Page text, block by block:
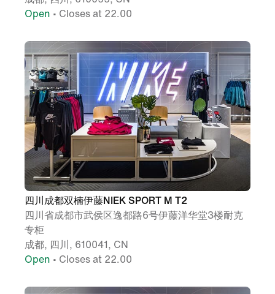
Open • Closes at 22.00
四川成都双楠伊藤NIEK SPORT M T2
四川省成都市武侯区逸都路6号伊藤洋华堂3楼耐克
专柜
成都, 四川, 610041, CN
Open • Closes at 22.00